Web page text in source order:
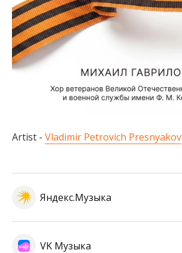
Artist - Vladimir Petrovich Presnyakov
Яндекс.Музыка
VK Музыка